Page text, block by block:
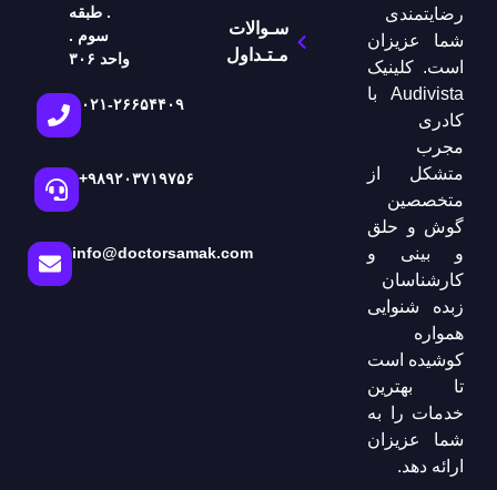
رضایتمندی
شما عزیزان
است. کلینیک
Audivista با
کادری
مجرب
متشکل از
متخصصین
گوش و حلق
و بینی و
کارشناسان
زبده شنوایی
همواره
کوشیده است
تا بهترین
خدمات را به
شما عزیزان
ارائه دهد.
سـوالات
مـتـداول
. طبقه
سوم .
واحد ۳۰۶
۰۲۱-۲۶۶۵۴۴۰۹
+۹۸۹۲۰۳۷۱۹۷۵۶
info@doctorsamak.com